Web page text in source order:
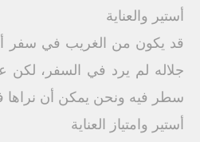
أستير والعناية
قد يكون من الغريب في سفر
جلاله لم يرد في السفر، لكن
سطر فيه ونحن يمكن أن نراها
أستير وامتياز العناية